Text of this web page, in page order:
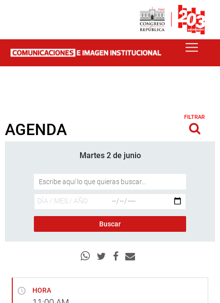
AGENDA
FILTRAR
Martes 2 de junio
HORA